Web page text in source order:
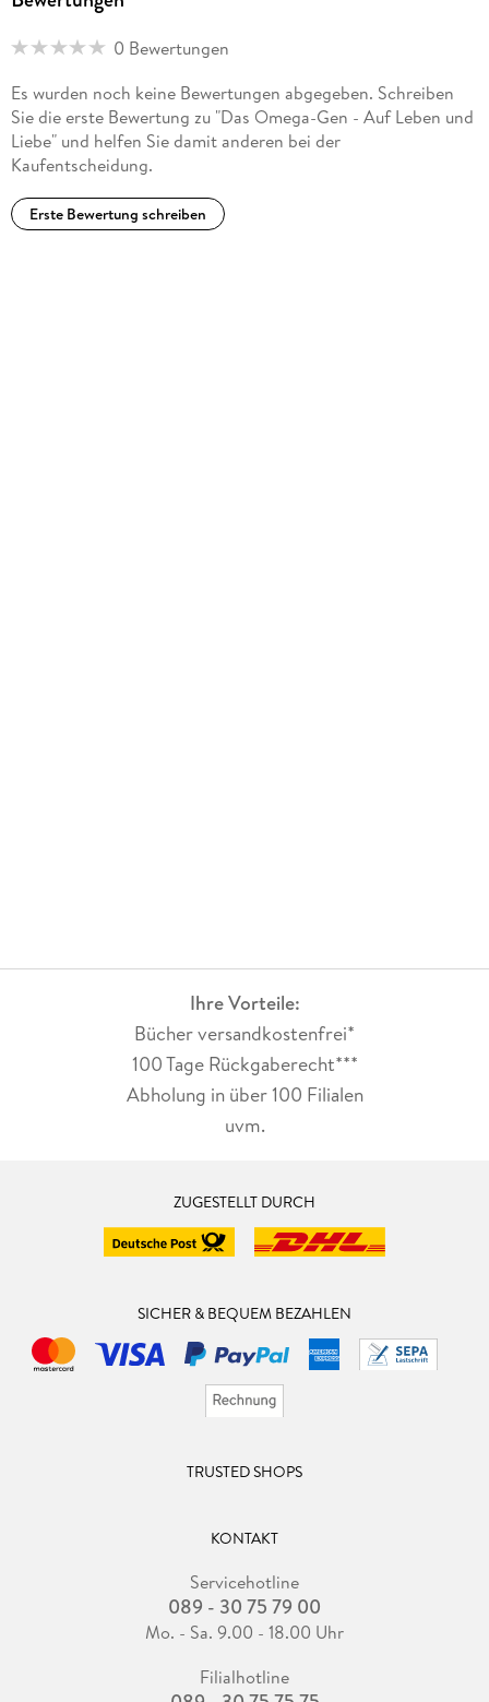
0 Bewertungen
Es wurden noch keine Bewertungen abgegeben. Schreiben
Sie die erste Bewertung zu "Das Omega-Gen - Auf Leben und
Liebe" und helfen Sie damit anderen bei der
Kaufentscheidung.
Erste Bewertung schreiben
Ihre Vorteile:
Bücher versandkostenfrei*
100 Tage Rückgaberecht***
Abholung in über 100 Filialen
uvm.
ZUGESTELLT DURCH
SICHER & BEQUEM BEZAHLEN
TRUSTED SHOPS
KONTAKT
Servicehotline
089 - 30 75 79 00
Mo. - Sa. 9.00 - 18.00 Uhr
Filialhotline